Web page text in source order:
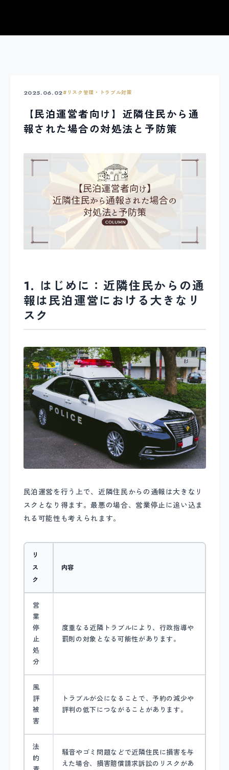
2025.06.02# リスク管理・トラブル対策
【民泊運営者向け】近隣住民から通
報された場合の対処法と予防策
1. はじめに：近隣住民からの通
報は民泊運営における大きなリ
スク
民泊運営を行う上で、近隣住民からの通報は大きなリ
スクとなり得ます。最悪の場合、営業停止に追い込ま
れる可能性も考えられます。
リ
ス
ク
内容
営
業
停
止
処
分
度重なる近隣トラブルにより、行政指導や
罰則の対象となる可能性があります。
風
評
被
害
トラブルが公になることで、予約の減少や
評判の低下につながることがあります。
法
的
騒音やゴミ問題などで近隣住民に損害を与
えた場合、損害賠償請求訴訟のリスクがあ